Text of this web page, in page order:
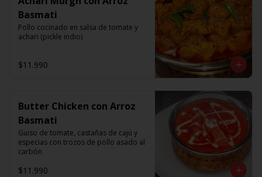
Basmati
Pollo cocinado en salsa de tomate y
achari (pickle indio)
$11.990
Butter Chicken con Arroz
Basmati
Guiso de tomate, castañas de cajú y
especias con trozos de pollo asado al
carbón
$11.990